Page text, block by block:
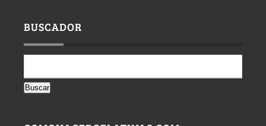
BUSCADOR